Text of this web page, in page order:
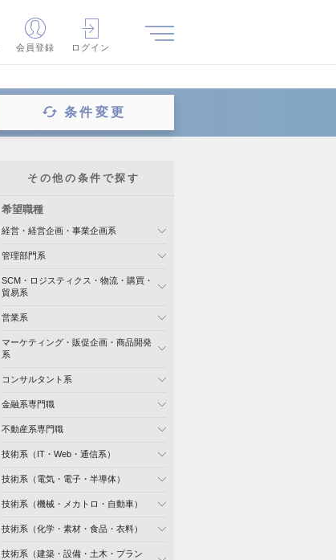
会員登録 ログイン
条件変更
その他の条件で探す
希望職種
経営・経営企画・事業企画系
管理部門系
SCM・ロジスティクス・物流・購買・
貿易系
営業系
マーケティング・販促企画・商品開発
系
コンサルタント系
金融系専門職
不動産系専門職
技術系（IT・Web・通信系）
技術系（電気・電子・半導体）
技術系（機械・メカトロ・自動車）
技術系（化学・素材・食品・衣料）
技術系（建築・設備・土木・プラン